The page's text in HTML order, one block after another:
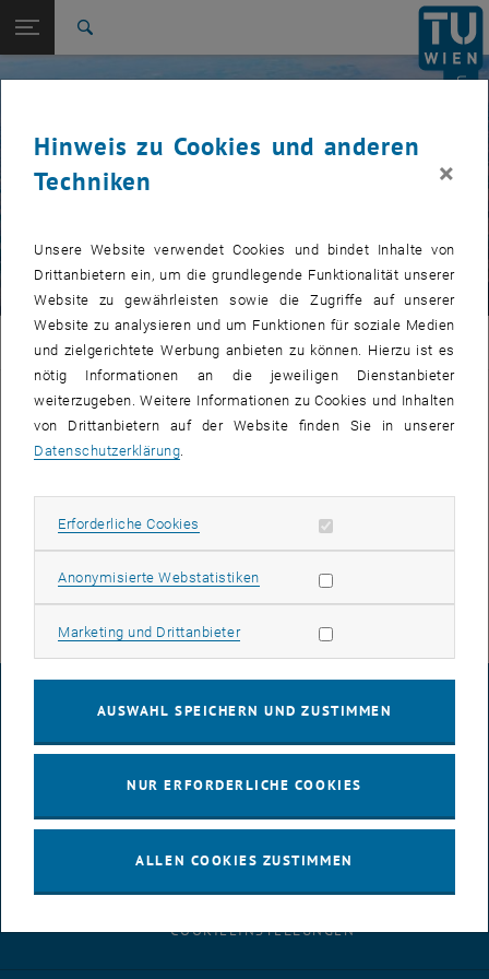
TU Login
Zur 1. Menü Ebene
E120-08 Forschungsbereich Klima- und
Zurück: Subseiten von Bewässerung auflisten
Bewässerung
DWC-Radar © karagrubis | stock.adobe.com
CLIMERS
Resolving the Daily Water Cycle over
Land with Radar Satellites (DWC-
Informationen zu diesem Projekt finden Sie auf der englischen
Seite.
BARRIEREFREIHEITSERKLÄRUNG
DATENSCHUTZERKLÄRUNG (PDF)
COOKIEEINSTELLUNGEN
Hinweis zu Cookies und anderen
Techniken
×
Unsere Website verwendet Cookies und bindet Inhalte von
Drittanbietern ein, um die grundlegende Funktionalität unserer
Website zu gewährleisten sowie die Zugriffe auf unserer
Website zu analysieren und um Funktionen für soziale Medien
und zielgerichtete Werbung anbieten zu können. Hierzu ist es
nötig Informationen an die jeweiligen Dienstanbieter
weiterzugeben. Weitere Informationen zu Cookies und Inhalten
von Drittanbietern auf der Website finden Sie in unserer
Datenschutzerklärung.
Erforderliche Cookies Erforderliche Cookies zulassen
Anonymisierte WebstatistikenStatistik Cookies zulassen
Marketing und DrittanbieterMarketing Cookies zulassen
AUSWAHL SPEICHERN UND ZUSTIMMEN
NUR ERFORDERLICHE COOKIES
ALLEN COOKIES ZUSTIMMEN